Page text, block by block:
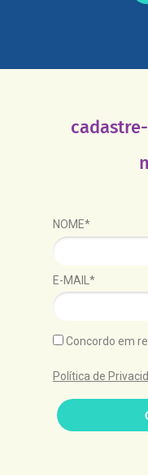
NOME*
E-MAIL*
Concordo em
Política de